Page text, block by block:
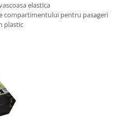
elastica
compartimentului pentru pasageri
plastic